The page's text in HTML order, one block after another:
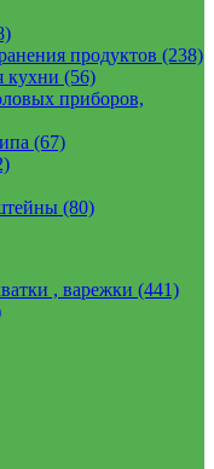
продуктов (238)
кухни (56)
приборов,
(67)
(80)
, варежки (441)